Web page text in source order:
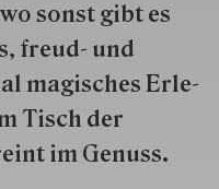
sonst gibt es
freud- und
ma­gisch­es Er­le­
Tisch der
im Genuss.